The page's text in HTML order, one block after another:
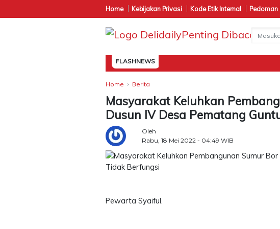
Home Kebijakan Privasi Kode Etik Internal Pedoman
FLASHNEWS
Home Berita
Masyarakat Keluhkan
Dusun IV Desa Pematang
Oleh
Rabu, 18 Mei 2022 - 04:49 WIB
Pewarta Syaiful.